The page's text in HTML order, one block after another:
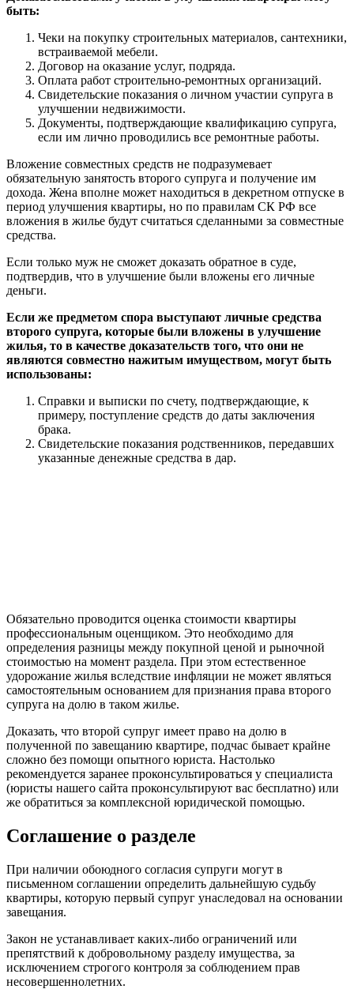
быть:
Чеки на покупку строительных материалов, сантехники,
встраиваемой мебели.
Договор на оказание услуг, подряда.
Оплата работ строительно-ремонтных организаций.
Свидетельские показания о личном участии супруга в
улучшении недвижимости.
Документы, подтверждающие квалификацию супруга,
если им лично проводились все ремонтные работы.
Вложение совместных средств не подразумевает
обязательную занятость второго супруга и получение им
дохода. Жена вполне может находиться в декретном отпуске в
период улучшения квартиры, но по правилам СК РФ все
вложения в жилье будут считаться сделанными за совместные
средства.
Если только муж не сможет доказать обратное в суде,
подтвердив, что в улучшение были вложены его личные
деньги.
Если же предметом спора выступают личные средства
второго супруга, которые были вложены в улучшение
жилья, то в качестве доказательств того, что они не
являются совместно нажитым имуществом, могут быть
использованы:
Справки и выписки по счету, подтверждающие, к
примеру, поступление средств до даты заключения
брака.
Свидетельские показания родственников, передавших
указанные денежные средства в дар.
Обязательно проводится оценка стоимости квартиры
профессиональным оценщиком. Это необходимо для
определения разницы между покупной ценой и рыночной
стоимостью на момент раздела. При этом естественное
удорожание жилья вследствие инфляции не может являться
самостоятельным основанием для признания права второго
супруга на долю в таком жилье.
Доказать, что второй супруг имеет право на долю в
полученной по завещанию квартире, подчас бывает крайне
сложно без помощи опытного юриста. Настолько
рекомендуется заранее проконсультироваться у специалиста
(юристы нашего сайта проконсультируют вас бесплатно) или
же обратиться за комплексной юридической помощью.
Соглашение о разделе
При наличии обоюдного согласия супруги могут в
письменном соглашении определить дальнейшую судьбу
квартиры, которую первый супруг унаследовал на основании
завещания.
Закон не устанавливает каких-либо ограничений или
препятствий к добровольному разделу имущества, за
исключением строгого контроля за соблюдением прав
несовершеннолетних.